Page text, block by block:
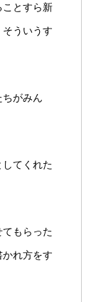
ことすら新
ういうす
がみん
てくれた
もらった
れ方をす